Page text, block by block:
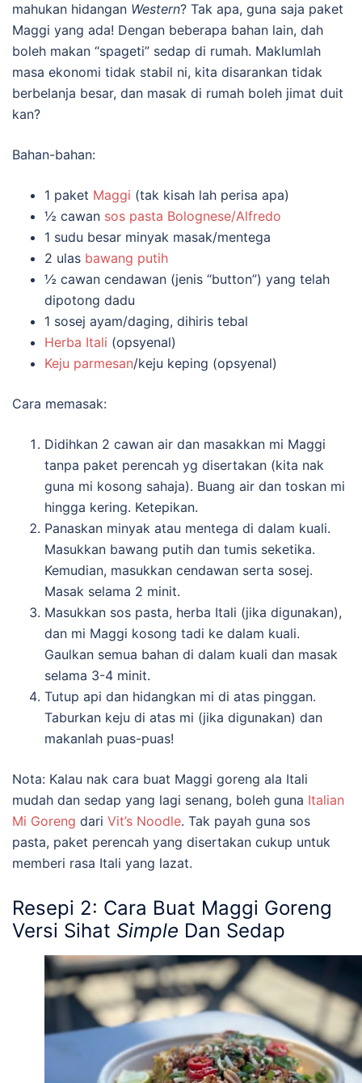
mahukan hidangan Western? Tak apa, guna saja paket
Maggi yang ada! Dengan beberapa bahan lain, dah
boleh makan “spageti” sedap di rumah. Maklumlah
masa ekonomi tidak stabil ni, kita disarankan tidak
berbelanja besar, dan masak di rumah boleh jimat duit
kan?
Bahan-bahan:
1 paket Maggi (tak kisah lah perisa apa)
½ cawan sos pasta Bolognese/Alfredo
1 sudu besar minyak masak/mentega
2 ulas bawang putih
½ cawan cendawan (jenis “button”) yang telah
dipotong dadu
1 sosej ayam/daging, dihiris tebal
Herba Itali (opsyenal)
Keju parmesan/keju keping (opsyenal)
Cara memasak:
Didihkan 2 cawan air dan masakkan mi Maggi
tanpa paket perencah yg disertakan (kita nak
guna mi kosong sahaja). Buang air dan toskan mi
hingga kering. Ketepikan.
Panaskan minyak atau mentega di dalam kuali.
Masukkan bawang putih dan tumis seketika.
Kemudian, masukkan cendawan serta sosej.
Masak selama 2 minit.
Masukkan sos pasta, herba Itali (jika digunakan),
dan mi Maggi kosong tadi ke dalam kuali.
Gaulkan semua bahan di dalam kuali dan masak
selama 3-4 minit.
Tutup api dan hidangkan mi di atas pinggan.
Taburkan keju di atas mi (jika digunakan) dan
makanlah puas-puas!
Nota: Kalau nak cara buat Maggi goreng ala Itali
mudah dan sedap yang lagi senang, boleh guna Italian
Mi Goreng dari Vit’s Noodle. Tak payah guna sos
pasta, paket perencah yang disertakan cukup untuk
memberi rasa Itali yang lazat.
Resepi 2: Cara Buat Maggi Goreng
Versi Sihat Simple Dan Sedap